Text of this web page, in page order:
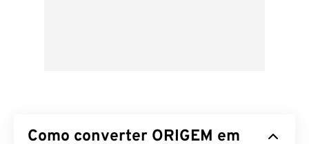
Como converter ORIGEM em